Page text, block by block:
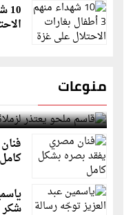
منوعات
قاسم ملحو يعتذر
كامل
شكر